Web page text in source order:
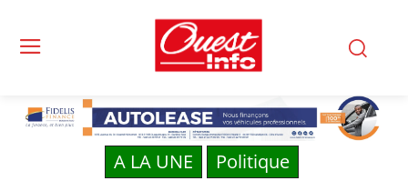
A LA UNE Politique